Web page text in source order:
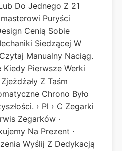
Do Jednego Z 21
Puryści
Cenią Sobie
Siedzącej W
Manualny Naciąg.
Kiedy Pierwsze Werki
Z Taśm
Chrono Było
› Pl › C Zegarki
Zegarków ·
Na Prezent ·
Wyślij Z Dedykacją